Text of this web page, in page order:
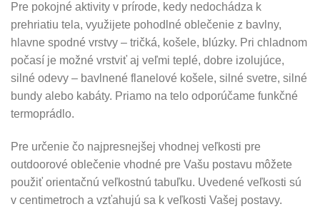
Pre pokojné aktivity v prírode, kedy nedochádza k
prehriatiu tela, využijete pohodlné oblečenie z bavlny,
hlavne spodné vrstvy – tričká, košele, blúzky. Pri chladnom
počasí je možné vrstviť aj veľmi teplé, dobre izolujúce,
silné odevy – bavlnené flanelové košele, silné svetre, silné
bundy alebo kabáty. Priamo na telo odporúčame funkčné
termoprádlo.
Pre určenie čo najpresnejšej vhodnej veľkosti pre
outdoorové oblečenie vhodné pre Vašu postavu môžete
použiť orientačnú veľkostnú tabuľku. Uvedené veľkosti sú
v centimetroch a vzťahujú sa k veľkosti Vašej postavy.